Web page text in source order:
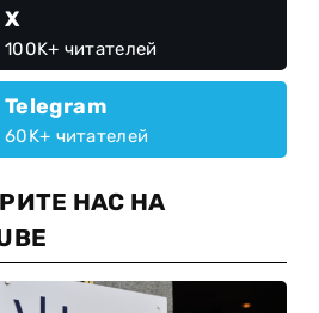
X
100K+ читателей
Telegram
60K+ читателей
НАС НА